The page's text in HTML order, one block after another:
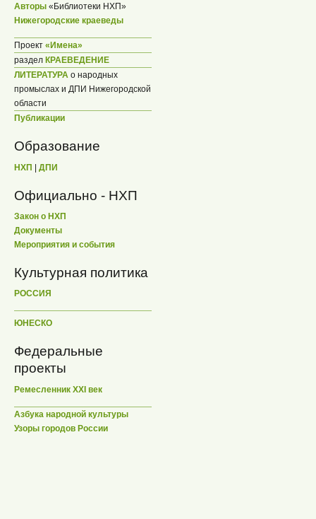
Авторы «Библиотеки НХП»
Нижегородские краеведы
Проект «Имена»
раздел КРАЕВЕДЕНИЕ
ЛИТЕРАТУРА о народных
промыслах и ДПИ Нижегородской
области
Публикации
Образование
НХП | ДПИ
Официально - НХП
Закон о НХП
Документы
Мероприятия и события
Культурная политика
РОССИЯ
ЮНЕСКО
Федеральные
проекты
Ремесленник XXI век
Азбука народной культуры
Узоры городов России